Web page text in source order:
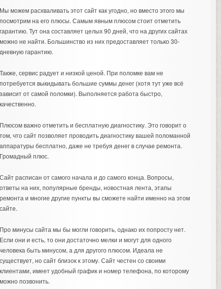
можем расхваливать этот сайт как угодно, но вместо этого мы
на его плюсы. Самым явным плюсом стоит отметить
Тут она составляет целых 90 дней, что на других сайтах
не найти. Большинство из них предоставляет только 30-
гарантию.
сервис радует и низкой ценой. При поломке вам не
выкидывать большие суммы денег (хотя тут уже всё
от самой поломки). Выполняется работа быстро,
важно отметить и бесплатную диагностику. Это говорит о
что сайт позволяет проводить диагностику вашей поломанной
бесплатно, даже не требуя денег в случае ремонта.
плюс.
расписан от самого начала и до самого конца. Вопросы,
на них, популярные бренды, новостная лента, этапы
и многие другие пункты вы сможете найти именно на этом
минусы сайта мы бы могли говорить, однако их попросту нет.
они и есть, то они достаточно мелки и могут для одного
быть минусом, а для другого плюсом. Идеала не
но сайт близок к этому. Сайт честен со своими
имеет удобный график и номер телефона, по которому
позвонить.